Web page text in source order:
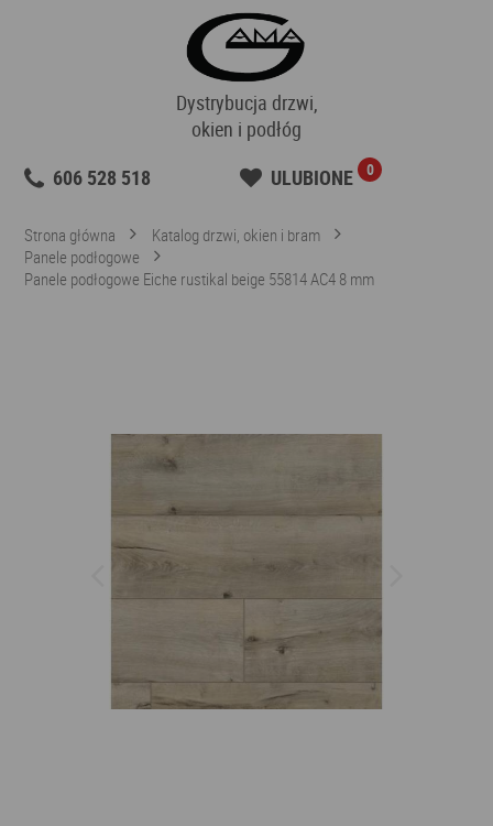
Dystrybucja drzwi,
okien i podłóg
606 528 518
ULUBIONE 0
Strona główna
Katalog drzwi, okien i bram
Panele podłogowe
Panele podłogowe Eiche rustikal beige 55814 AC4 8 mm